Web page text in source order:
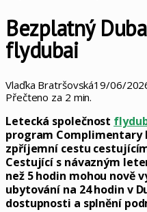
Bezplatný
flydubai
Vlaďka Bratršovská19/06/
Přečteno za 2 min.
Letecká společnost
program Complimentary
zpříjemní cestu
Cestující s návazným
než 5 hodin mohou nově
ubytování na 24 hodin v
dostupnosti a splnění